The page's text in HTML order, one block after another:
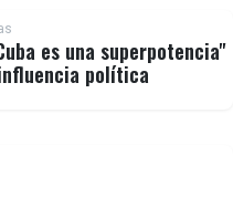
que el sistema
las claves de
de las
es una superpotencia"
política